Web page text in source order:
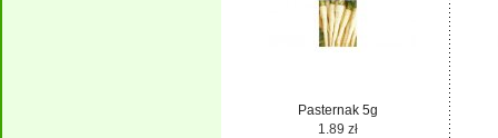
Pasternak 5g
1.89 zł